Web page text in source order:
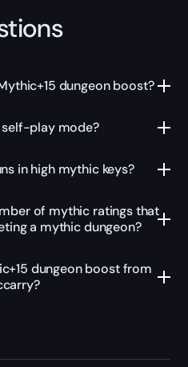
dungeon boost?
play mode?
in high mythic keys?
of mythic ratings that
a mythic dungeon?
dungeon boost from